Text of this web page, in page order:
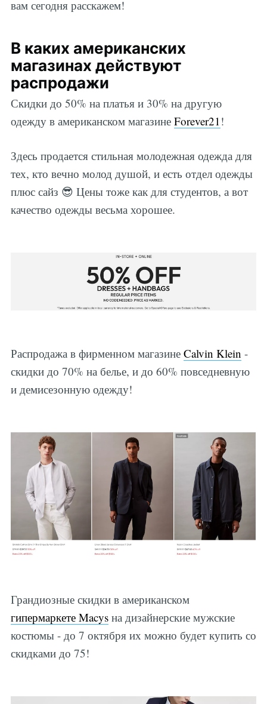
вам сегодня расскажем!
В каких американских
магазинах действуют
распродажи
Скидки до 50% на платья и 30% на другую
одежду в американском магазине Forever21 !
Здесь продается стильная молодежная одежда для
тех, кто вечно молод душой, и есть отдел одежды
плюс сайз 😎 Цены тоже как для студентов, а вот
качество одежды весьма хорошее.
Распродажа в фирменном магазине Calvin Klein -
скидки до 70% на белье, и до 60% повседневную
и демисезонную одежду!
Грандиозные скидки в американском
гипермаркете Macysна дизайнерские мужские
костюмы - до 7 октября их можно будет купить со
скидками до 75!